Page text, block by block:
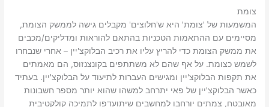
צומת
המשמעות של 'צומת' היא ש'חלוצים' מקבלים גישה לממשק הצומת,
מסיימים עם ההתאמות הטכניות בהתאם להוראות ומדליקים/מכבים
את ממשק הצומת כדי להריץ עליו את רכיב הבלוקצ'יין – אחרי שנבחרו
לשמש כצומת. על אף שהם לא משתתפים בקונצנזוס, הם מאמתים
את תקפות הבלוקצ'יין ומגישים העברות לתיעוד על הבלוקצ'יין. בעתיד
כאשר הבלוקצ'יין של פאי יתרחב למשהו שהוא יותר מספר חשבונות
מאובטח, צמתים יורחבו למחשבים שיתועדפו לתמיכה קולקטיבית